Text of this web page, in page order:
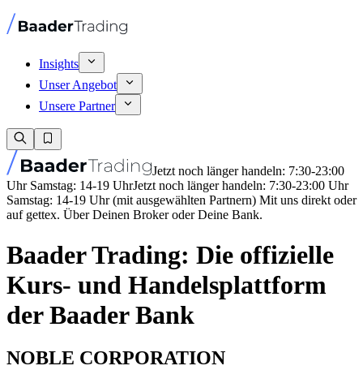
Insights
Unser Angebot
Unsere Partner
Jetzt noch länger handeln: 7:30-23:00
Uhr Samstag: 14-19 UhrJetzt noch länger handeln: 7:30-23:00 Uhr
Samstag: 14-19 Uhr (mit ausgewählten Partnern) Mit uns direkt oder
auf gettex. Über Deinen Broker oder Deine Bank.
Baader Trading: Die offizielle
Kurs- und Handelsplattform
der Baader Bank
NOBLE CORPORATION